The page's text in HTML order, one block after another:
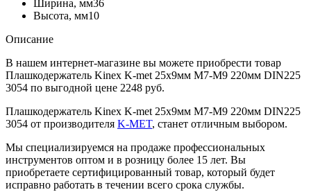
Ширина, мм36
Высота, мм10
Описание
В нашем интернет-магазине вы можете приобрести товар
Плашкодержатель Kinex K-met 25х9мм М7-М9 220мм DIN225
3054 по выгодной цене 2248 руб.
Плашкодержатель Kinex K-met 25х9мм М7-М9 220мм DIN225
3054 от производителя K-MET, станет отличным выбором.
Мы специализируемся на продаже профессиональных
инструментов оптом и в розницу более 15 лет. Вы
приобретаете сертифицированный товар, который будет
исправно работать в течении всего срока службы.